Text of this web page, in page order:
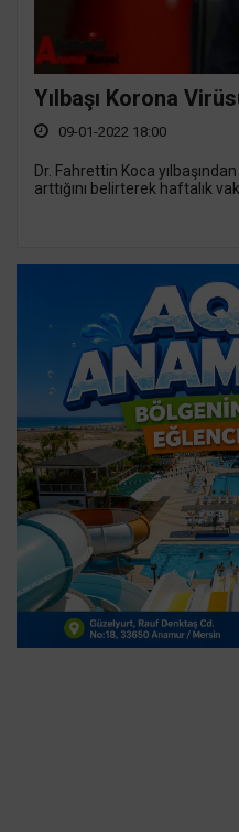
Yılbaşı Korona
09-01-2022 18:00
Dr. Fahrettin Koca
arttığını belirterek haftalık